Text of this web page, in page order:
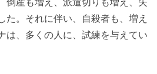
た。それに伴い、自殺者も、増え
は、多くの人に、試練を与えてい